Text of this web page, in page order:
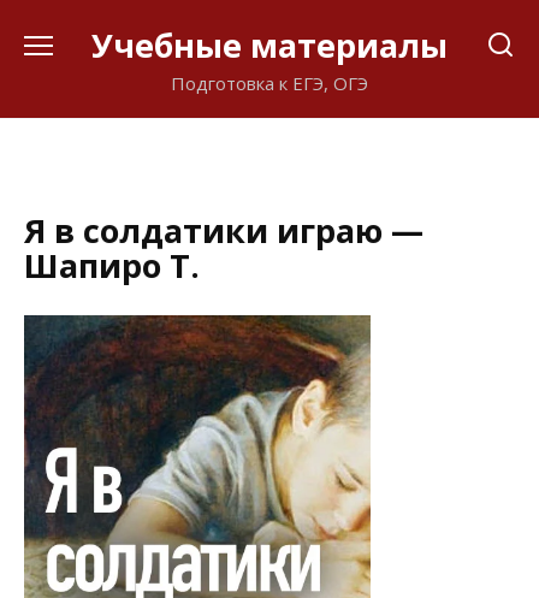
Учебные материалы
Подготовка к ЕГЭ, ОГЭ
Я в солдатики играю —
Шапиро Т.